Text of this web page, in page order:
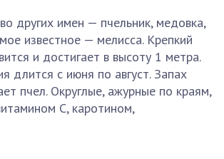
других имен — пчельник, медовка,
известное — мелисса. Крепкий
и достигает в высоту 1 метра.
длится с июня по август. Запах
пчел. Округлые, ажурные по краям,
С, каротином,